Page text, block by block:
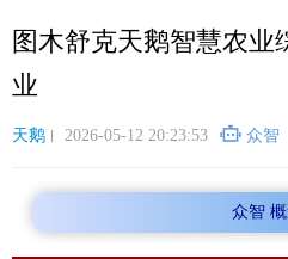
转
内
图木舒克天鹅智慧农业
业
天鹅 2026-05-12 20:23:53 众智
众智